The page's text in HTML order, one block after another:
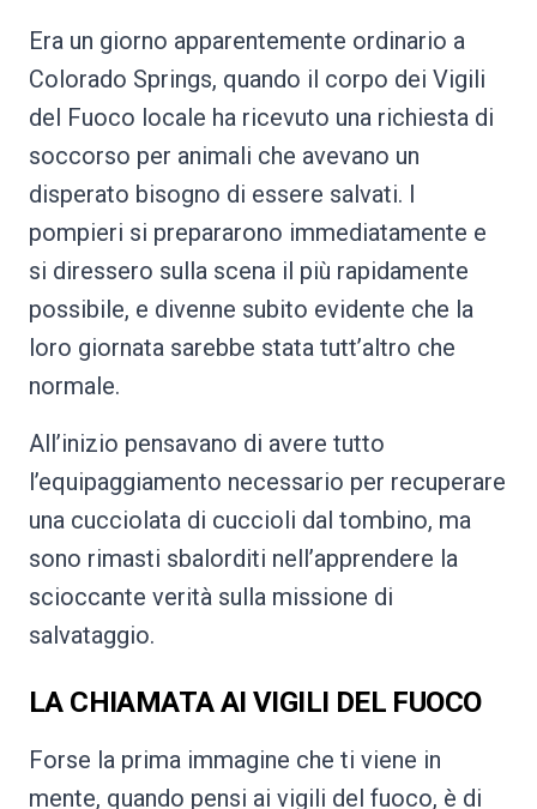
Era un giorno apparentemente ordinario a
Colorado Springs, quando il corpo dei Vigili
del Fuoco locale ha ricevuto una richiesta di
soccorso per animali che avevano un
disperato bisogno di essere salvati. I
pompieri si prepararono immediatamente e
si diressero sulla scena il più rapidamente
possibile, e divenne subito evidente che la
loro giornata sarebbe stata tutt’altro che
normale.
All’inizio pensavano di avere tutto
l’equipaggiamento necessario per recuperare
una cucciolata di cuccioli dal tombino, ma
sono rimasti sbalorditi nell’apprendere la
scioccante verità sulla missione di
salvataggio.
LA CHIAMATA AI VIGILI DEL FUOCO
Forse la prima immagine che ti viene in
mente, quando pensi ai vigili del fuoco, è di